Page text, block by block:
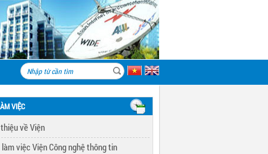
VIỆC
về Viện
việc Viện Công nghệ thông tin